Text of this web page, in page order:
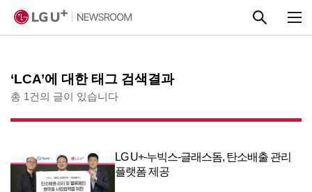
‘LCA’에 대한 태그 검색결과
총 1건의 글이 있습니다
LG U+-누빅스-글래스돔, 탄소배출 관리
플랫폼 제공